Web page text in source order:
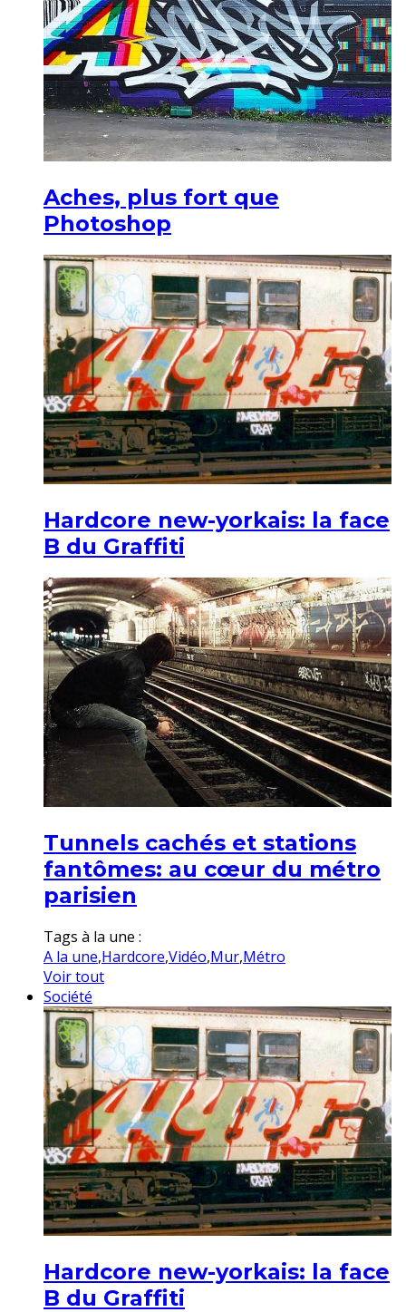
Aches, plus fort que
Photoshop
Hardcore new-yorkais: la face
B du Graffiti
Tunnels cachés et stations
fantômes: au cœur du métro
parisien
Tags à la une :
A la une,Hardcore,Vidéo,Mur,Métro
Voir tout
Société
Hardcore new-yorkais: la face
B du Graffiti